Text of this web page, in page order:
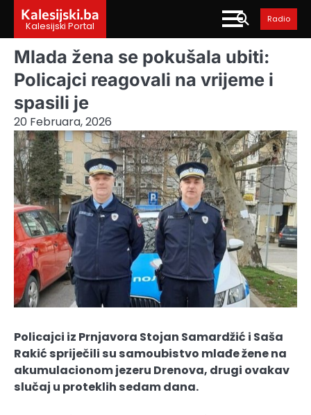
content
Kalesijski.ba
Kalesijski Portal
Radio
Mlada žena se pokušala ubiti:
Policajci reagovali na vrijeme i
spasili je
20 Februara, 2026
Policajci iz Prnjavora Stojan Samardžić i Saša
Rakić spriječili su samoubistvo mlađe žene na
akumulacionom jezeru Drenova, drugi ovakav
slučaj u proteklih sedam dana.